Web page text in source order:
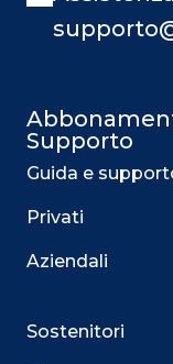
Supporto
Guida e
Privati
Aziendali
Sostenitori